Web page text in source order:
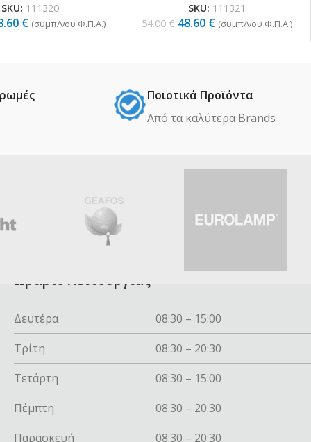
SKU: 111320
€ (συµπ/νου Φ.Π.Α.)
SKU: 111321
54.00€ 48.60 € (συµπ/νου Φ.Π.Α.)
Ποιοτικά Προϊόντα
Από τα καλύτερα Βrands
Ωράριο λειτουργίας
Δευτέρα
08:30 – 15:00
Τρίτη
08:30 – 20:30
Τετάρτη
08:30 – 15:00
Πέμπτη
08:30 – 20:30
Παρασκευή
08:30 – 20:30